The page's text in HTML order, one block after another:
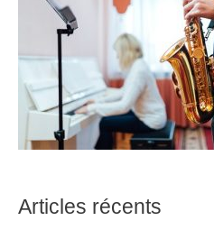
Articles récents